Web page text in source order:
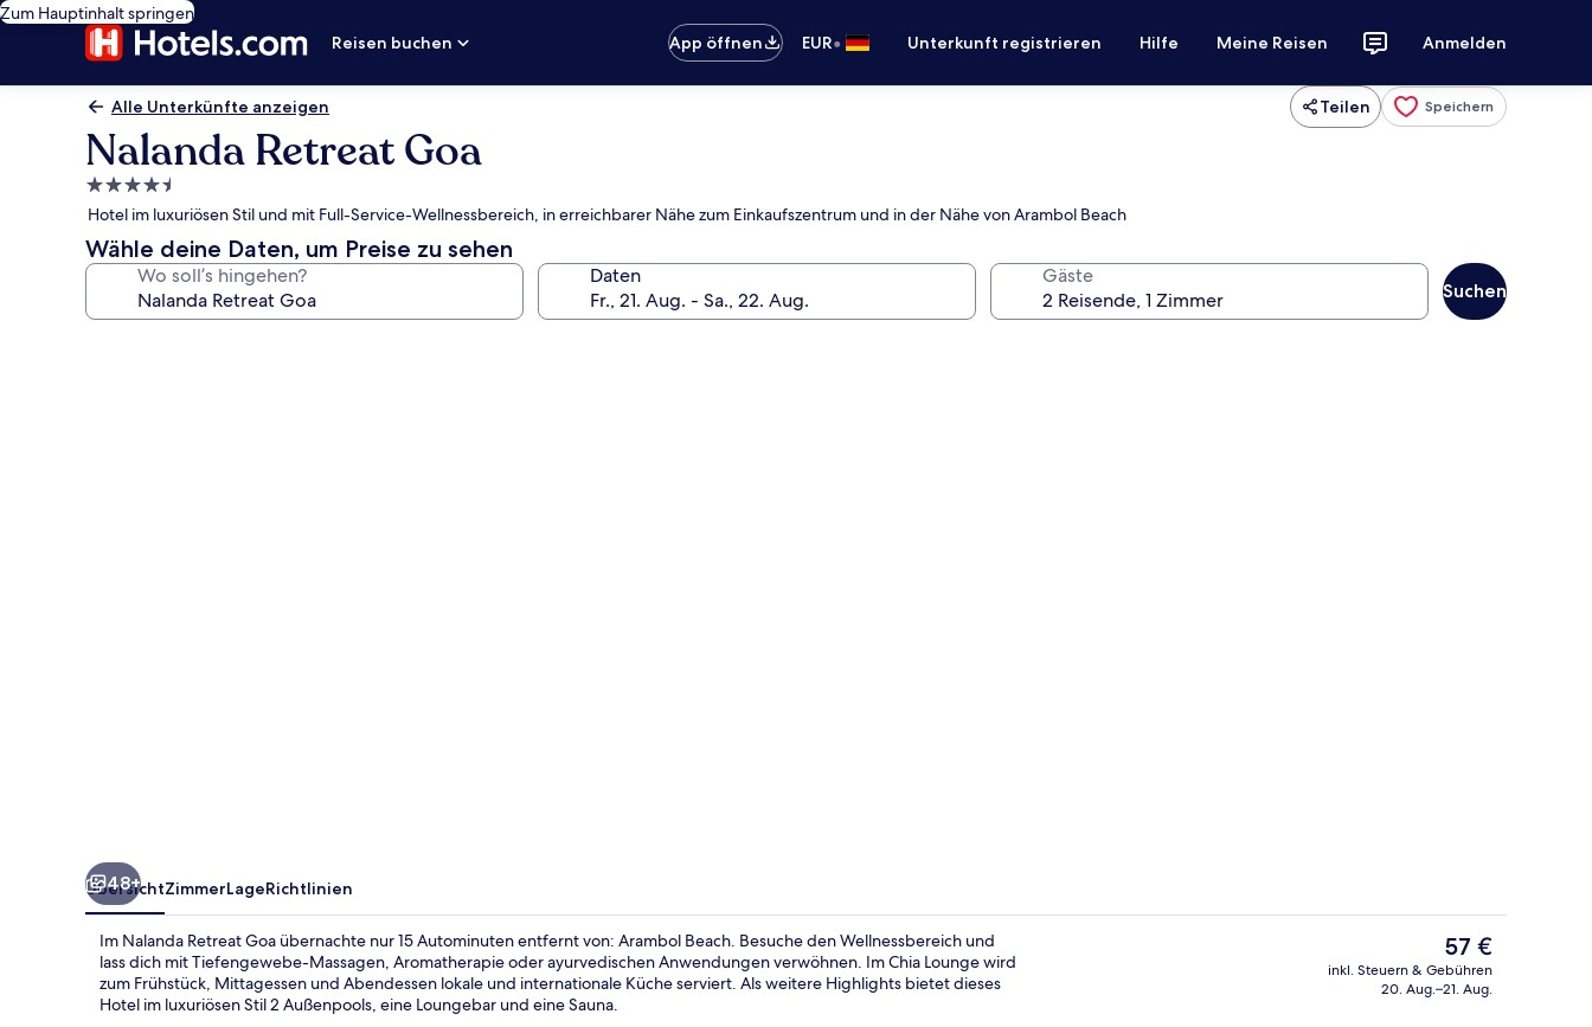
Zum Hauptinhalt springen
Reisen buchen
App öffnen EUR• Unterkunft registrieren Hilfe Meine Reisen Anmelden
Alle Unterkünfte anzeigen Teilen Speichern
Nalanda Retreat Goa
4.5-
Sterne-
Unterkunft
Hotel im luxuriösen Stil und mit Full-Service-Wellnessbereich, in erreichbarer Nähe zum Einkaufszentrum und in der Nähe von Arambol Beach
Wähle deine Daten, um Preise zu sehen
Wo soll’s hingehen? Daten Gäste
Suchen
Frühstück, Mittagessen und
48+
ÜbersichtZimmerLageRichtlinien
Im Nalanda Retreat Goa übernachte nur 15 Autominuten entfernt von: Arambol Beach. Besuche den Wellnessbereich und
lass dich mit Tiefengewebe-Massagen, Aromatherapie oder ayurvedischen Anwendungen verwöhnen. Im Chia Lounge wird
zum Frühstück, Mittagessen und Abendessen lokale und internationale Küche serviert. Als weitere Highlights bietet dieses
Hotel im luxuriösen Stil 2 Außenpools, eine Loungebar und eine Sauna.
Der
aktuelle
Preis
57 €
inkl. Steuern & Gebühren
20. Aug.–21. Aug.